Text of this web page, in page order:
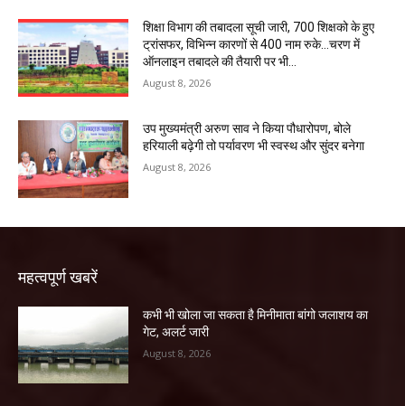
शिक्षा विभाग की तबादला सूची जारी, 700 शिक्षको के हुए
ट्रांसफर, विभिन्न कारणों से 400 नाम रुके…चरण में
ऑनलाइन तबादले की तैयारी पर भी...
August 8, 2026
उप मुख्यमंत्री अरुण साव ने किया पौधारोपण, बोले
हरियाली बढ़ेगी तो पर्यावरण भी स्वस्थ और सुंदर बनेगा
August 8, 2026
महत्वपूर्ण खबरें
कभी भी खोला जा सकता है मिनीमाता बांगो जलाशय का
गेट, अलर्ट जारी
August 8, 2026